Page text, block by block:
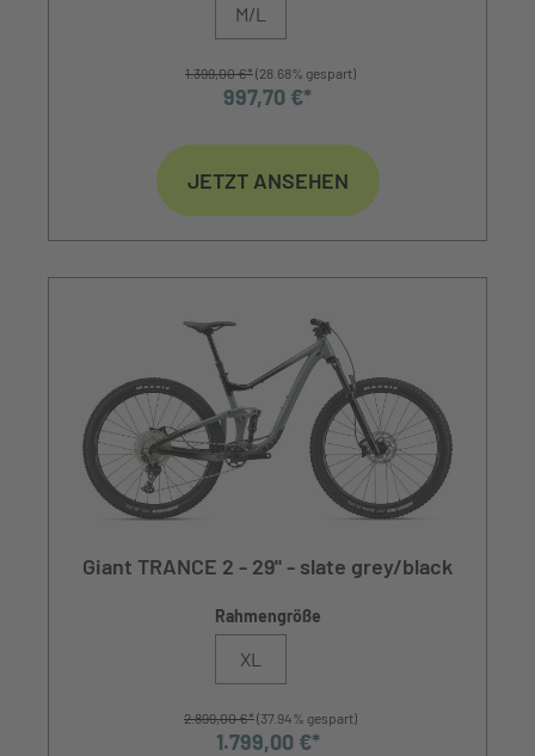
M/L
1.399,00 €*(28.68% gespart)
997,70 €*
JETZT ANSEHEN
Giant TRANCE 2 - 29" - slate grey/black
Rahmengröße
XL
2.899,00 €*(37.94% gespart)
1.799,00 €*